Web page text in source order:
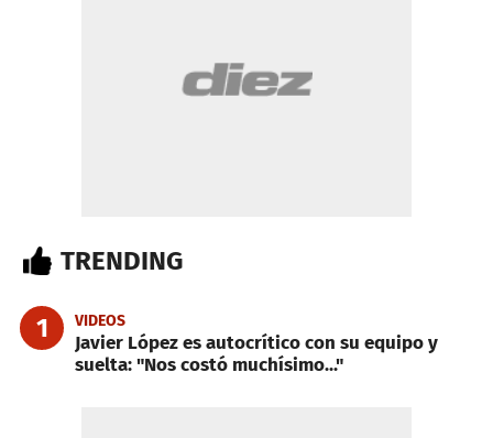
TRENDING
1 VIDEOS
Javier López es autocrítico con su equipo y
suelta: "Nos costó muchísimo..."